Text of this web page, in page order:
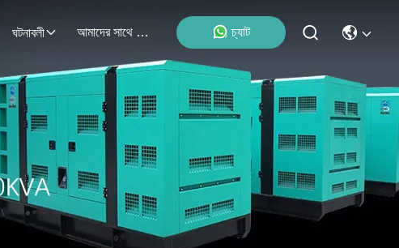
ঘটনাবলী আমাদের সাথে যোগাযোগ চ্যাট